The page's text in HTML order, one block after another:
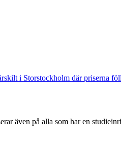
i Storstockholm där priserna
även på alla som har en